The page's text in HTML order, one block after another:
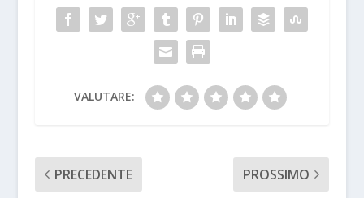
VALUTARE:
PRECEDENTE PROSSIMO